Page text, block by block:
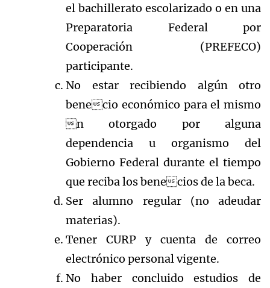
el bachillerato escolarizado o en una
Preparatoria Federal por
Cooperación (PREFECO)
participante.
No estar recibiendo algún otro
benecio económico para el mismo
n otorgado por alguna
dependencia u organismo del
Gobierno Federal durante el tiempo
que reciba los benecios de la beca.
Ser alumno regular (no adeudar
materias).
Tener CURP y cuenta de correo
electrónico personal vigente.
No haber concluido estudios de